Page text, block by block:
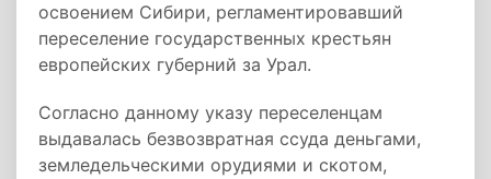
освоением Сибири, регламентировавший
переселение государственных крестьян
европейских губерний за Урал.
Согласно данному указу переселенцам
выдавалась безвозвратная ссуда деньгами,
земледельческими орудиями и скотом,